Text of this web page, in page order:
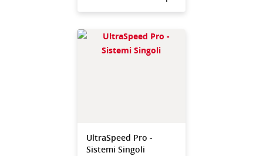
UltraSpeed Pro -
Sistemi Singoli